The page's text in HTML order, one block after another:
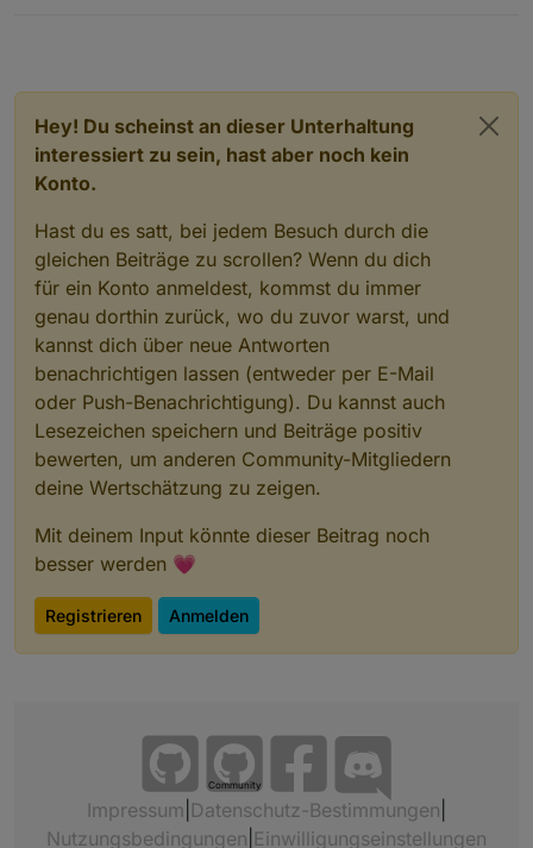
Hey! Du scheinst an dieser Unterhaltung
interessiert zu sein, hast aber noch kein
Konto.
Hast du es satt, bei jedem Besuch durch die
gleichen Beiträge zu scrollen? Wenn du dich
für ein Konto anmeldest, kommst du immer
genau dorthin zurück, wo du zuvor warst, und
kannst dich über neue Antworten
benachrichtigen lassen (entweder per E-Mail
oder Push-Benachrichtigung). Du kannst auch
Lesezeichen speichern und Beiträge positiv
bewerten, um anderen Community-Mitgliedern
deine Wertschätzung zu zeigen.
Mit deinem Input könnte dieser Beitrag noch
besser werden 💗
Registrieren Anmelden
Community
Impressum Datenschutz-Bestimmungen
Nutzungsbedingungen Einwilligungseinstellungen